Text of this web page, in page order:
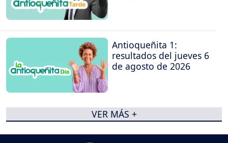
Antioqueñita 1:
resultados del jueves 6
de agosto de 2026
VER MÁS +